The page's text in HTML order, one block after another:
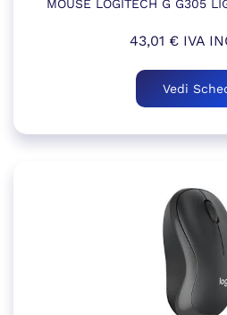
MOUSE LOGITECH G G305
43,01 €IVA
Vedi